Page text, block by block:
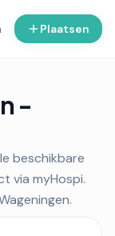
Plaatsen
-
beschikbare
via myHospi.